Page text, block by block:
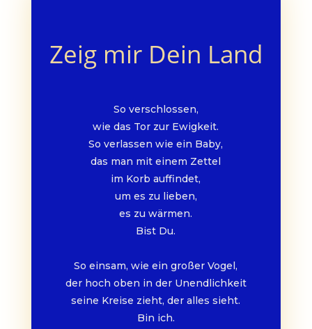
Zeig mir Dein Land
So verschlossen,
wie das Tor zur Ewigkeit.
So verlassen wie ein Baby,
das man mit einem Zettel
im Korb auffindet,
um es zu lieben,
es zu wärmen.
Bist Du.
So einsam, wie ein großer Vogel,
der hoch oben in der Unendlichkeit
seine Kreise zieht, der alles sieht.
Bin ich.